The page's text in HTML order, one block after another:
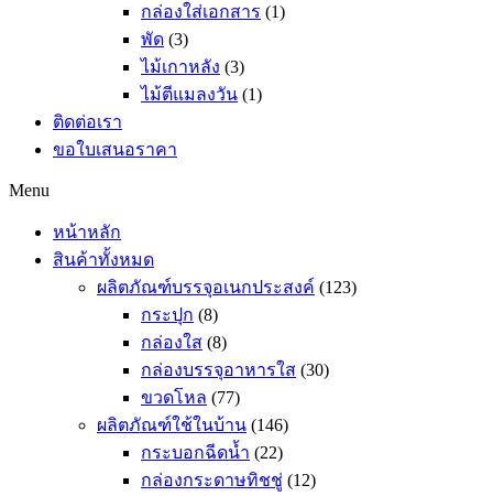
กล่องใส่เอกสาร (1)
พัด (3)
ไม้เกาหลัง (3)
ไม้ตีแมลงวัน (1)
ติดต่อเรา
ขอใบเสนอราคา
Menu
หน้าหลัก
สินค้าทั้งหมด
ผลิตภัณฑ์บรรจุอเนกประสงค์ (123)
กระปุก (8)
กล่องใส (8)
กล่องบรรจุอาหารใส (30)
ขวดโหล (77)
ผลิตภัณฑ์ใช้ในบ้าน (146)
กระบอกฉีดน้ำ (22)
กล่องกระดาษทิชชู่ (12)